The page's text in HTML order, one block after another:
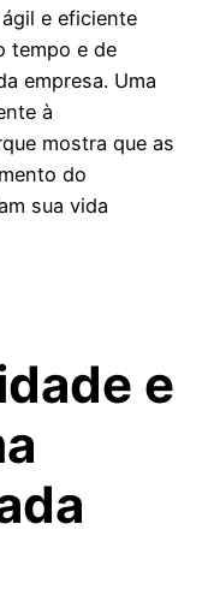
e eficiente
tempo e de
empresa. Uma
à
mostra que as
do
sua vida
e